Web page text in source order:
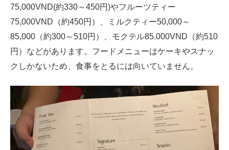
75,000VND(約330～450円)やフルーツティー
75,000VND（約450円）、ミルクティー50,000～
85,000（約300～510円）、モクテル85.000VND（約510
円）などがあります。フードメニューはケーキやスナッ
クしかないため、食事をとるには向いていません。